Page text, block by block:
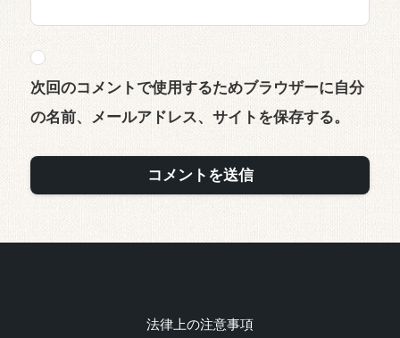
次回のコメントで使用するためブラウザーに自分
の名前、メールアドレス、サイトを保存する。
法律上の注意事項